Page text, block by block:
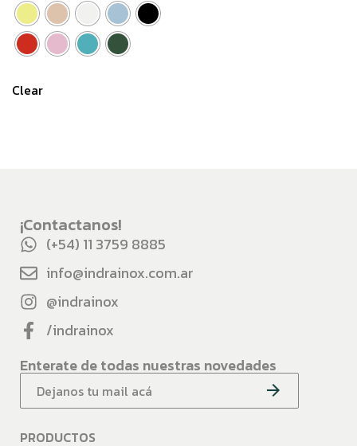
Clear
¡Contactanos!
(+54) 11 3759 8885
info@indrainox.com.ar
@indrainox
/indrainox
Enterate de todas nuestras novedades
PRODUCTOS